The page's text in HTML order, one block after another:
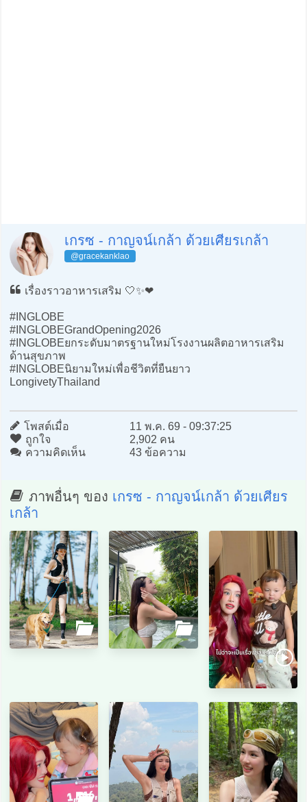
เกรซ - กาญจน์เกล้า ด้วยเศียรเกล้า
@gracekanklao
เรื่องราวอาหารเสริม 🤍✨❤️
#INGLOBE
#INGLOBEGrandOpening2026
#INGLOBEยกระดับมาตรฐานใหม่โรงงานผลิตอาหารเสริม
ด้านสุขภาพ
#INGLOBEนิยามใหม่เพื่อชีวิตที่ยืนยาว
LongivetyThailand
โพสต์เมื่อ
11 พ.ค. 69 - 09:37:25
ถูกใจ
2,902 คน
ความคิดเห็น
43 ข้อความ
ภาพอื่นๆ ของ เกรซ - กาญจน์เกล้า ด้วยเศียร
เกล้า